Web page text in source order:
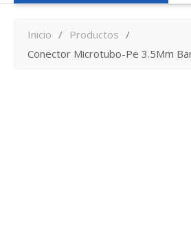
Inicio
Productos
Conector Microtubo-Pe 3.5Mm